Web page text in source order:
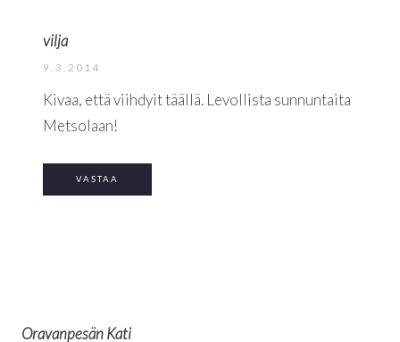
vilja
9.3.2014
Kivaa, että viihdyit täällä. Levollista sunnuntaita
Metsolaan!
VASTAA
Oravanpesän Kati